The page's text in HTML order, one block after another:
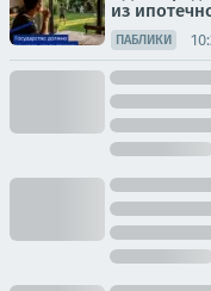
из
ПАБЛИКИ